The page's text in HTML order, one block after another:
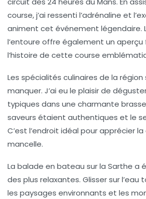
course, j’ai ressenti l’adrénaline et
animent cet événement légendaire.
l’entoure offre également un aperçu
l’histoire de cette course
Les spécialités culinaires de la région
manquer. J’ai eu le plaisir de
typiques dans une charmante
saveurs étaient authentiques et le
C’est l’endroit idéal pour apprécier
mancelle.
La balade en bateau sur la Sarthe a
des plus relaxantes. Glisser sur
les paysages environnants et les